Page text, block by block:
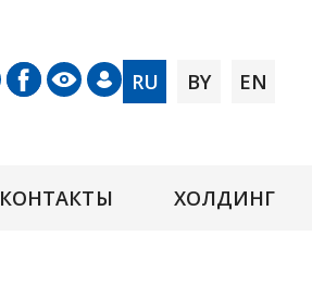
RU BY EN
КОНТАКТЫ ХОЛДИНГ